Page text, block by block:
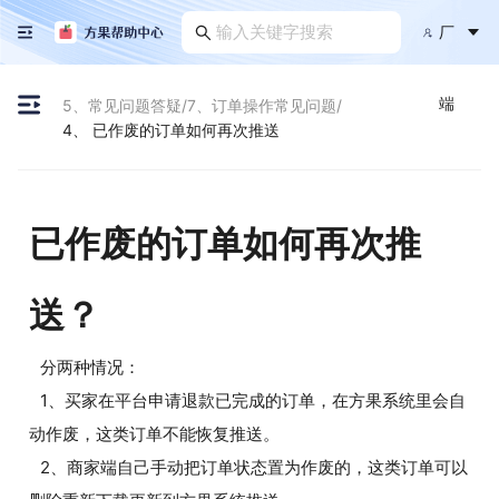
厂
端
5、常见问题答疑/7、订单操作常见问题/
4、 已作废的订单如何再次推送
已作废的订单如何再次推
送？
分两种情况：
1、买家在平台申请退款已完成的订单，在方果系统里会自
动作废，这类订单不能恢复推送。
2、商家端自己手动把订单状态置为作废的，这类订单可以